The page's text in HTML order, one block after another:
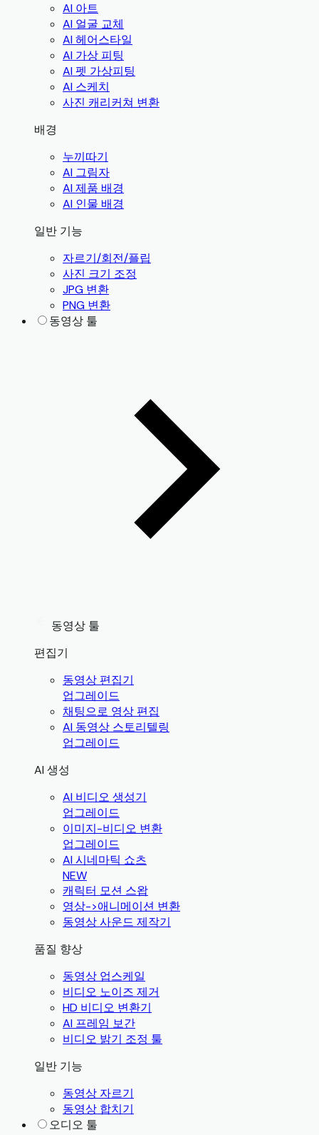
AI 아트
AI 얼굴 교체
AI 헤어스타일
AI 가상 피팅
AI 펫 가상피팅
AI 스케치
사진 캐리커쳐 변환
배경
누끼따기
AI 그림자
AI 제품 배경
AI 인물 배경
일반 기능
자르기/회전/플립
사진 크기 조정
JPG 변환
PNG 변환
동영상 툴
동영상 툴
편집기
동영상 편집기
업그레이드
채팅으로 영상 편집
AI 동영상 스토리텔링
업그레이드
AI 생성
AI 비디오 생성기
업그레이드
이미지-비디오 변환
업그레이드
AI 시네마틱 쇼츠
NEW
캐릭터 모션 스왑
영상->애니메이션 변환
동영상 사운드 제작기
품질 향상
동영상 업스케일
비디오 노이즈 제거
HD 비디오 변환기
AI 프레임 보간
비디오 밝기 조정 툴
일반 기능
동영상 자르기
동영상 합치기
오디오 툴